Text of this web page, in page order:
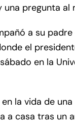
una pregunta al
a su padre
el
en la
la vida de
a casa tras un